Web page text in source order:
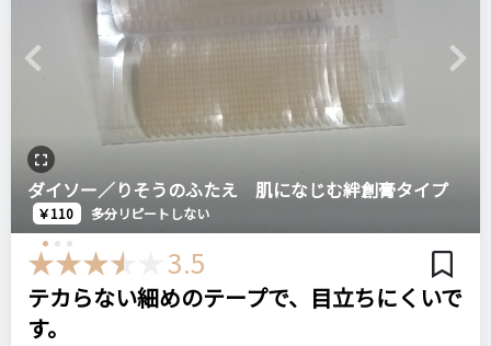
Previous Next
ダイソー／りそうのふたえ 肌になじむ絆創膏タイプ
￥110 多分リピートしない
3.5
テカらない細めのテープで、目立ちにくいで
す。